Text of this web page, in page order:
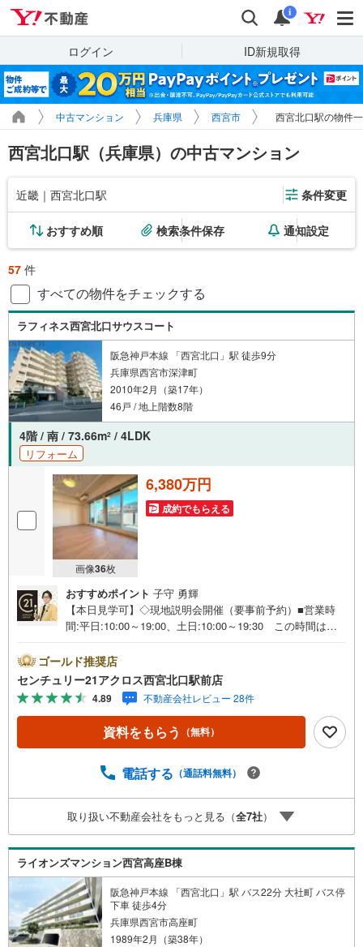
検索 通知
i
ログイン ID新規取得
中古マンション 兵庫県 西宮市 西宮北口駅の物件
西宮北口駅（兵庫県）の中古マンション
近畿｜西宮北口駅 条件変更
おすすめ順 検索条件保存 通知設定
57 件
すべての物件をチェックする
ラフィネス西宮北口サウスコート
阪急神戸本線 「西宮北口」駅 徒歩9分
兵庫県西宮市深津町
2010年2月（築17年）
46戸 / 地上階数8階
4階 / 南 / 73.66m2 / 4LDK
リフォーム
画像36枚
6,380万円
成約でもらえる
おすすめポイント 子守 勇輝
【本日見学可】◇現地説明会開催（要事前予約）■営業時
間:平日:10:00～19:00、土日:10:00～19:30 この時間はお
3月室内リフォーム済み♪阪急「西宮北口」駅徒歩9分、JR
「西宮」駅徒歩9分の2WAYアクセス可！ペット飼育可。南
西角住戸の4階部分で陽当たり良好です♪床暖房・食洗機付
き。○センチュリー21アクロスグループの3つの特徴○■セン
チュリー21グループで28年連続No.1（1997年～2024年兵庫
地区仲介実績） 西宮・尼崎・伊丹・宝塚にて8店舗展開
車場、キッズスペースがございます。 8店舗すべて駅前に
れでもご安心ください。■取り扱い物件多数ございます。
地域密着の当店では2000万円台の新築戸建や、1000万円台
の中古マンションを始め多数物件を取り扱っています。Ya
hoo！不動産に掲載しきれない物件もご紹介できます。
ゴールド推奨店
センチュリー21アクロス西宮北口駅前店
4.89 不動産会社レビュー 28件
資料をもらう （無料）
電話する （通話料無料）
取り扱い不動産会社をもっと見る（全7社）
ライオンズマンション西宮高座B棟
阪急神戸本線 「西宮北口」駅 バス22分 大社町 バス停
下車 徒歩4分
兵庫県西宮市高座町
1989年2月（築38年）